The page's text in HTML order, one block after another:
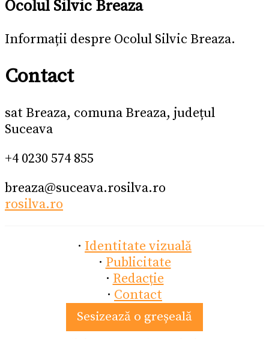
Ocolul Silvic Breaza
Informații despre Ocolul Silvic Breaza.
Contact
sat Breaza, comuna Breaza, județul
Suceava
+4 0230 574 855
breaza@suceava.rosilva.ro
rosilva.ro
· Identitate vizuală
· Publicitate
· Redacție
· Contact
Sesizează o greșeală